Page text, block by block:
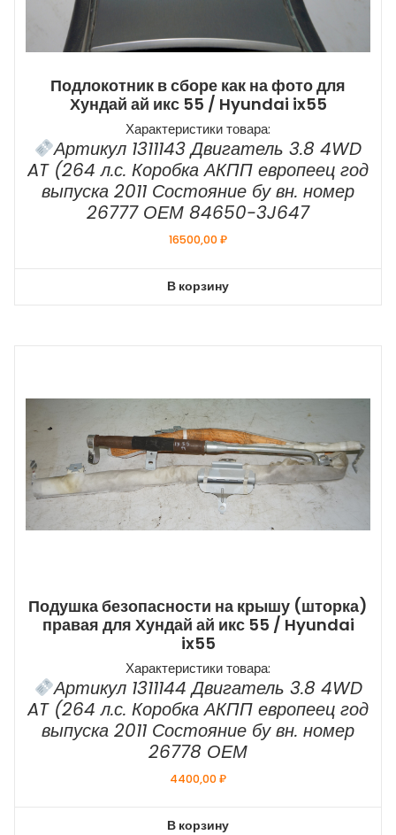
Подлокотник в сборе как на фото для
Хундай ай икс 55 / Hyundai ix55
Характеристики товара:
Артикул 1311143 Двигатель 3.8 4WD
AT (264 л.с. Коробка АКПП европеец год
выпуска 2011 Состояние бу вн. номер
26777 ОЕМ 84650-3J647
16500,00₽
В корзину
Подушка безопасности на крышу (шторка)
правая для Хундай ай икс 55 / Hyundai
ix55
Характеристики товара:
Артикул 1311144 Двигатель 3.8 4WD
AT (264 л.с. Коробка АКПП европеец год
выпуска 2011 Состояние бу вн. номер
26778 ОЕМ
4400,00₽
В корзину